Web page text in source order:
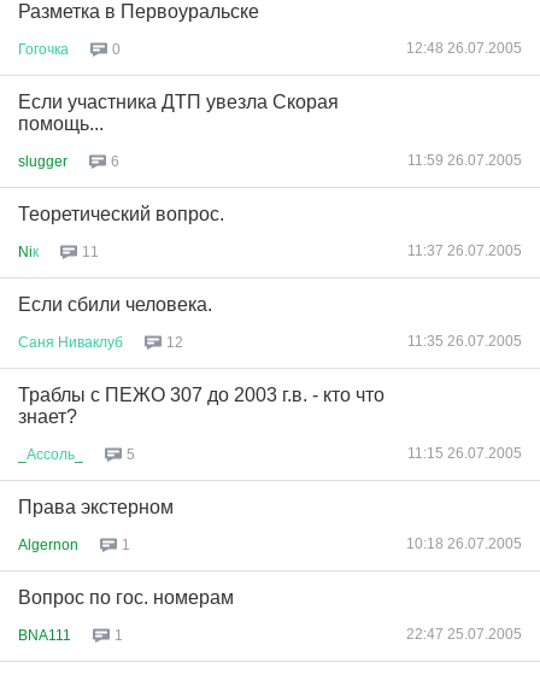
Разметка в Первоуральске
Гогочка 0 12:48 26.07.2005
Если участника ДТП увезла Скорая
помощь...
slugger 6 11:59 26.07.2005
Теоретический вопрос.
Niк 11 11:37 26.07.2005
Если сбили человека.
Саня Ниваклуб 12 11:35 26.07.2005
Траблы с ПЕЖО 307 до 2003 г.в. - кто что
знает?
Ассоль 5 11:15 26.07.2005
Права экстерном
Algernon 1 10:18 26.07.2005
Вопрос по гос. номерам
BNA111 1 22:47 25.07.2005